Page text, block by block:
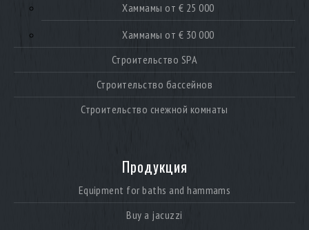
Хаммамы от € 25 000
Хаммамы от € 30 000
Строительство SPA
Строительство бассейнов
Строительство снежной комнаты
Продукция
Equipment for baths and hammams
Buy a jacuzzi